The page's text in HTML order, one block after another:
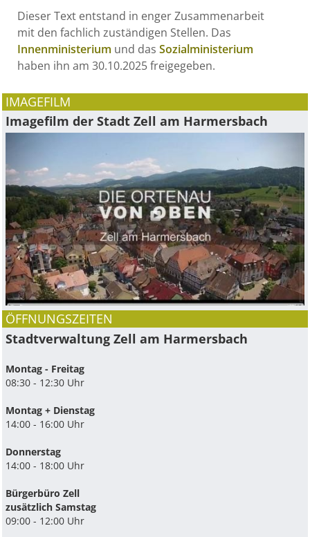
Dieser Text entstand in enger Zusammenarbeit
mit den fachlich zuständigen Stellen. Das
Innenministerium und das Sozialministerium
haben ihn am 30.10.2025 freigegeben.
IMAGEFILM
Imagefilm der Stadt Zell am Harmersbach
ÖFFNUNGSZEITEN
Stadtverwaltung Zell am Harmersbach
Montag - Freitag
08:30 - 12:30 Uhr
Montag + Dienstag
14:00 - 16:00 Uhr
Donnerstag
14:00 - 18:00 Uhr
Bürgerbüro Zell
zusätzlich Samstag
09:00 - 12:00 Uhr